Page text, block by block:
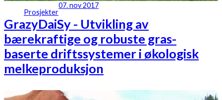
Prosjekter
07. nov 2017
GrazyDaiSy - Utvikling av
bærekraftige og robuste gras-
baserte driftssystemer i økologisk
melkeproduksjon